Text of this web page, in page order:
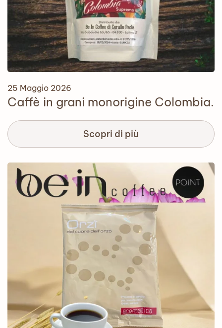
25 Maggio 2026
Caffè in grani monorigine Colombia.
Scopri di più